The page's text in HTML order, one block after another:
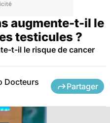
augmente-t-il le
testicules ?
t-il le risque de cancer
Docteurs Partager